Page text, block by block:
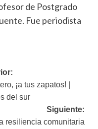
de Postgrado
Fue periodista
¡a tus zapatos! |
del sur
Siguiente:
resiliencia comunitaria